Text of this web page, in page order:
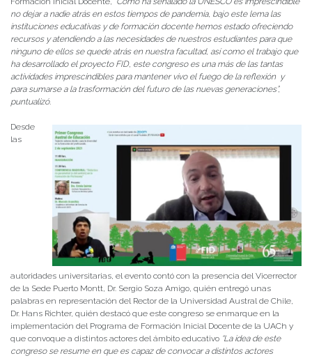
no dejar a nadie atrás en estos tiempos de pandemia, bajo este lema las
instituciones educativas y de formación docente hemos estado ofreciendo
recursos y atendiendo a las necesidades de nuestros estudiantes para que
ninguno de ellos se quede atrás en nuestra facultad, así como el trabajo que
ha desarrollado el proyecto FID, este congreso es una más de las tantas
actividades imprescindibles para mantener vivo el fuego de la reflexión y
para sumarse a la trasformación del futuro de las nuevas generaciones”,
puntualizó.
Desde
las
autoridades universitarias, el evento contó con la presencia del Vicerrector
de la Sede Puerto Montt, Dr. Sergio Soza Amigo, quién entregó unas
palabras en representación del Rector de la Universidad Austral de Chile,
Dr. Hans Richter, quién destacó que este congreso se enmarque en la
implementación del Programa de Formación Inicial Docente de la UACh y
que convoque a distintos actores del ámbito educativo “La idea de este
congreso se resume en que es capaz de convocar a distintos actores